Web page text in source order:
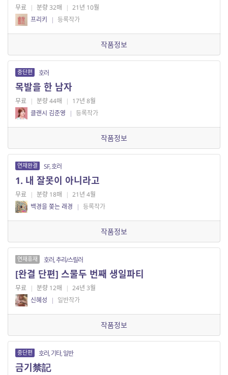
무료 | 분량 32매 | 21년 10월
프리키
| 등록작가
작품정보
중단편 호러
목발을 한 남자
무료 | 분량 44매 | 17년 8월
클랜시 김준영
| 등록작가
작품정보
연재완결 SF, 호러
1. 내 잘못이 아니라고
무료 | 분량 18매 | 21년 4월
백경을 쫒는 래경
| 등록작가
작품정보
연재휴재 호러, 추리/스릴러
[완결 단편] 스물두 번째 생일파티
무료 | 분량 12매 | 24년 3월
신혜성
| 일반작가
작품정보
중단편 호러, 기타, 일반
금기禁記